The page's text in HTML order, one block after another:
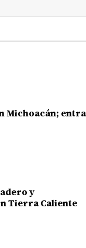
Michoacán; entra
y
Tierra Caliente